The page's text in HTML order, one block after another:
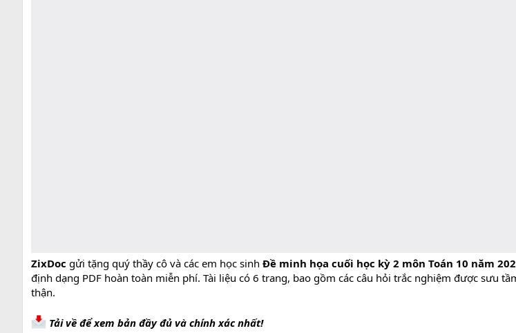
ZixDoc gửi tặng quý thầy cô và các em học sinh Đề minh họa cuối học kỳ 2 môn Toán 10 năm
định dạng PDF hoàn toàn miễn phí. Tài liệu có 6 trang, bao gồm các câu hỏi trắc nghiệm được sưu
thận.
Tải về để xem bản đầy đủ và chính xác nhất!